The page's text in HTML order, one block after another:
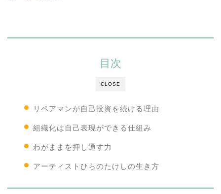
CLOSE
目次
リペアマンが自己投資を続ける理由
組織化は自己表現ができる仕組み
わがままを押し通す力
アーティストひらのたけしの生き方